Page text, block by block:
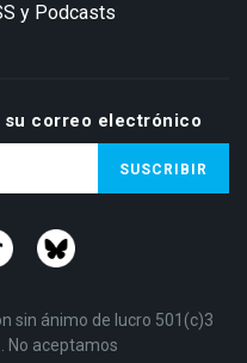
y Podcasts
su correo electrónico
sin ánimo de lucro 501(c)3
No aceptamos